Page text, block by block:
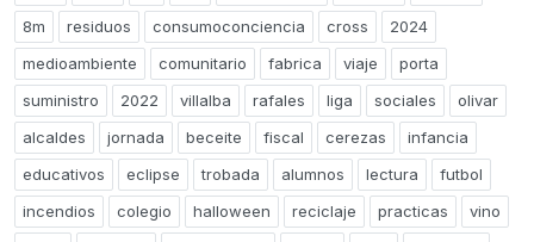
8m
residuos consumoconciencia cross
2024
medioambiente
comunitario fabrica viaje
porta
suministro
2022 villalba rafales liga sociales
olivar
alcaldes
jornada beceite fiscal cerezas
infancia
educativos
eclipse trobada alumnos lectura
futbol
incendios
colegio halloween reciclaje practicas
vino